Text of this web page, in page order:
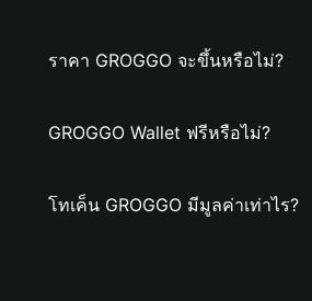
ราคา GROGGO จะขึ้นหรือไม่?
GROGGO Wallet ฟรีหรือไม่?
โทเค็น GROGGO มีมูลค่าเท่าไร?